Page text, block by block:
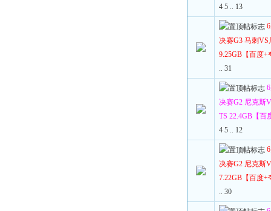
4 5 13
决赛G3 马刺VS
9.25GB【百度+
..31
决赛G2 尼克斯
TS 22.4GB【百
4 5 12
决赛G2 尼克斯
7.22GB【百度+
..30